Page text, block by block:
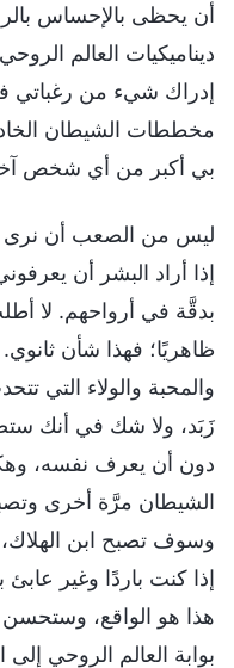
أن يحظى بالإحساس
ديناميكيات العالم
إدراك شيء من رغباتي
مخططات الشيطان
بي أكبر من أي شخص
ليس من الصعب أن نرى
إذا أراد البشر أن
بدقَّة في أرواحهم. لا
ظاهريًا؛ فهذا شأن
والمحبة والولاء التي
زَبَد، ولا شك في أنك
دون أن يعرف نفسه،
الشيطان مرَّة أخرى
وسوف تصبح ابن
إذا كنت باردًا وغير
هذا هو الواقع،
بوابة العالم الروحي إلى